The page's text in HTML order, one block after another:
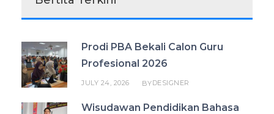
Prodi PBA Bekali Calon Guru
Profesional 2026
JULY 24, 2026 BYDESIGNER
Wisudawan Pendidikan Bahasa